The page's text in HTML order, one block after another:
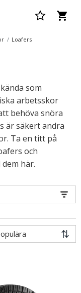
Loafers
som
arbetsskor
behöva snöra
är säkert andra
Ta en titt på
och
här.